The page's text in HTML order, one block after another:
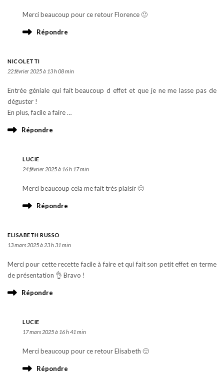
Merci beaucoup pour ce retour Florence 🙂
Répondre
NICOLETTI
22 février 2025 à 13 h 08 min
Entrée géniale qui fait beaucoup d effet et que je ne me lasse pas de
déguster !
En plus, facile a faire …
Répondre
LUCIE
24 février 2025 à 16 h 17 min
Merci beaucoup cela me fait très plaisir 🙂
Répondre
ELISABETH RUSSO
13 mars 2025 à 23 h 31 min
Merci pour cette recette facile à faire et qui fait son petit effet en terme
de présentation 👌 Bravo !
Répondre
LUCIE
17 mars 2025 à 16 h 41 min
Merci beaucoup pour ce retour Elisabeth 🙂
Répondre